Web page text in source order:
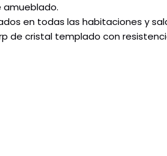
en todas las habitaciones y
de cristal templado con